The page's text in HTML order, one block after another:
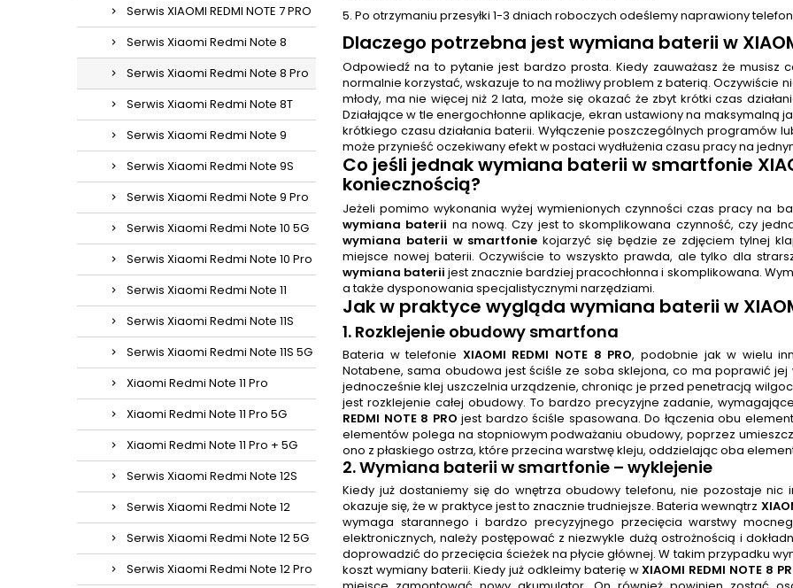
Serwis XIAOMI REDMI NOTE 7 PRO
Serwis Xiaomi Redmi Note 8
Serwis Xiaomi Redmi Note 8 Pro
Serwis Xiaomi Redmi Note 8T
Serwis Xiaomi Redmi Note 9
Serwis Xiaomi Redmi Note 9S
Serwis Xiaomi Redmi Note 9 Pro
Serwis Xiaomi Redmi Note 10 5G
Serwis Xiaomi Redmi Note 10 Pro
Serwis Xiaomi Redmi Note 11
Serwis Xiaomi Redmi Note 11S
Serwis Xiaomi Redmi Note 11S 5G
Xiaomi Redmi Note 11 Pro
Xiaomi Redmi Note 11 Pro 5G
Xiaomi Redmi Note 11 Pro + 5G
Serwis Xiaomi Redmi Note 12S
Serwis Xiaomi Redmi Note 12
Serwis Xiaomi Redmi Note 12 5G
Serwis Xiaomi Redmi Note 12 Pro
5. Po otrzymaniu przesyłki 1-3 dniach roboczych odeślemy naprawiony
Dlaczego potrzebna jest wymiana baterii w
Odpowiedź na to pytanie jest bardzo prosta. Kiedy zauważasz że musisz
normalnie korzystać, wskazuje to na możliwy problem z baterią. Oczywiście
młody, ma nie więcej niż 2 lata, może się okazać że zbyt krótki czas
Działające w tle energochłonne aplikacje, ekran ustawiony na maksymalną
krótkiego czasu działania baterii. Wyłączenie poszczególnych programów
może przynieść oczekiwany efekt w postaci wydłużenia czasu pracy na
Co jeśli jednakwymiana baterii w smartfonie
koniecznością?
Jeżeli pomimo wykonania wyżej wymienionych czynności czas pracy na
wymiana baterii na nową. Czy jest to skomplikowana czynność, czy
wymiana baterii w smartfonie kojarzyć się będzie ze zdjęciem tylnej
miejsce nowej baterii. Oczywiście to wszyskto prawda, ale tylko dla
wymiana baterii jest znacznie bardziej pracochłonna i skomplikowana.
a także dysponowania specjalistycznymi narzędziami.
Jak w praktyce wygląda wymiana baterii w
1. Rozklejenie obudowy smartfona
Bateria w telefonie XIAOMI REDMI NOTE 8 PRO, podobnie jak w wielu
Notabene, sama obudowa jest ściśle ze soba sklejona, co ma poprawić jej
jednocześnie klej uszczelnia urządzenie, chroniąc je przed penetracją
jest rozklejenie całej obudowy. To bardzo precyzyjne zadanie,
REDMI NOTE 8 PRO jest bardzo ściśle spasowana. Do łączenia obu
elementów polega na stopniowym podważaniu obudowy, poprzez
ono z płaskiego ostrza, które przecina warstwę kleju, oddzielając oba
2.Wymiana baterii w smartfonie – wyklejenie
Kiedy już dostaniemy się do wnętrza obudowy telefonu, nie pozostaje
okazuje się, że w praktyce jest to znacznie trudniejsze. Bateria wewnątrz
wymaga starannego i bardzo precyzyjnego przecięcia warstwy
elektronicznych, należy postępować z niezwykle dużą ostrożnością i
doprowadzić do przecięcia ścieżek na płycie głównej. W takim przypadku
koszt wymiany baterii. Kiedy już odkleimy baterię wXIAOMI REDMI NOTE 8